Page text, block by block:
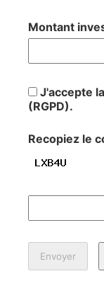
Montant
J'accepte
(RGPD).
Recopiez le